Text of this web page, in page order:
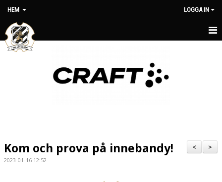
HEM LOGGA IN
HEM
KLUBBSHOP
>
<
Kom och prova på innebandy!
2023-01-16 12:52